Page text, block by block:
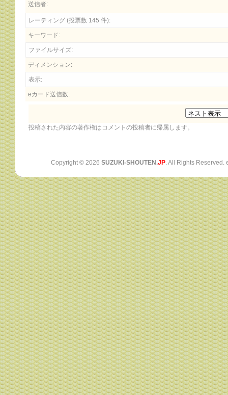
送信者:
レーティング (投票数 145 件):
キーワード:
ファイルサイズ:
ディメンション:
表示:
eカード送信数:
投稿された内容の著作権はコメントの投稿者に帰属します。
Copyright © 2026 SUZUKI-SHOUTEN.JP. All Rights Reserved.